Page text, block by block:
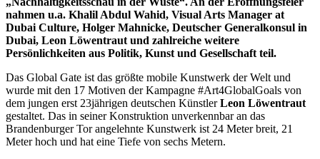
nahmen u.a. Khalil Abdul Wahid, Visual Arts Manager at
Dubai Culture, Holger Mahnicke, Deutscher Generalkonsul in
Dubai, Leon Löwentraut und zahlreiche weitere
Persönlichkeiten aus Politik, Kunst und Gesellschaft teil.
Das Global Gate ist das größte mobile Kunstwerk der Welt und
wurde mit den 17 Motiven der Kampagne #Art4GlobalGoals von
dem jungen erst 23jährigen deutschen KünstlerLeon Löwentraut
gestaltet. Das in seiner Konstruktion unverkennbar an das
Brandenburger Tor angelehnte Kunstwerk ist 24 Meter breit, 21
Meter hoch und hat eine Tiefe von sechs Metern.